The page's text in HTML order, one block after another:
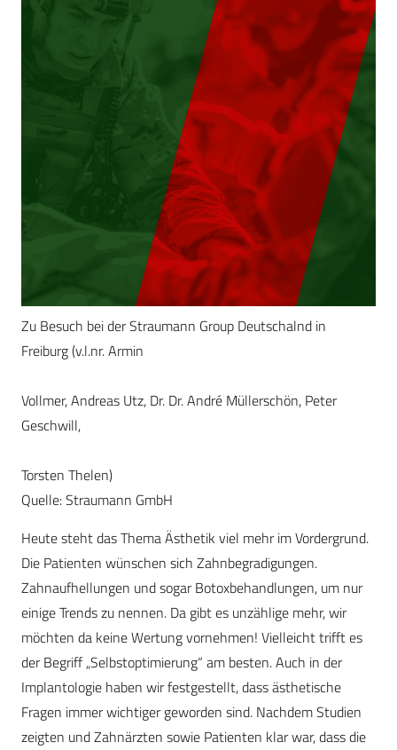
Zu Besuch bei der Straumann Group Deutschalnd in
Freiburg (v.l.nr. Armin
Vollmer, Andreas Utz, Dr. Dr. André Müllerschön, Peter
Geschwill,
Torsten Thelen)
Quelle: Straumann GmbH
Heute steht das Thema Ästhetik viel mehr im Vordergrund.
Die Patienten wünschen sich Zahnbegradigungen.
Zahnaufhellungen und sogar Botoxbehandlungen, um nur
einige Trends zu nennen. Da gibt es unzählige mehr, wir
möchten da keine Wertung vornehmen! Vielleicht trifft es
der Begriff „Selbstoptimierung“ am besten. Auch in der
Implantologie haben wir festgestellt, dass ästhetische
Fragen immer wichtiger geworden sind. Nachdem Studien
zeigten und Zahnärzten sowie Patienten klar war, dass die